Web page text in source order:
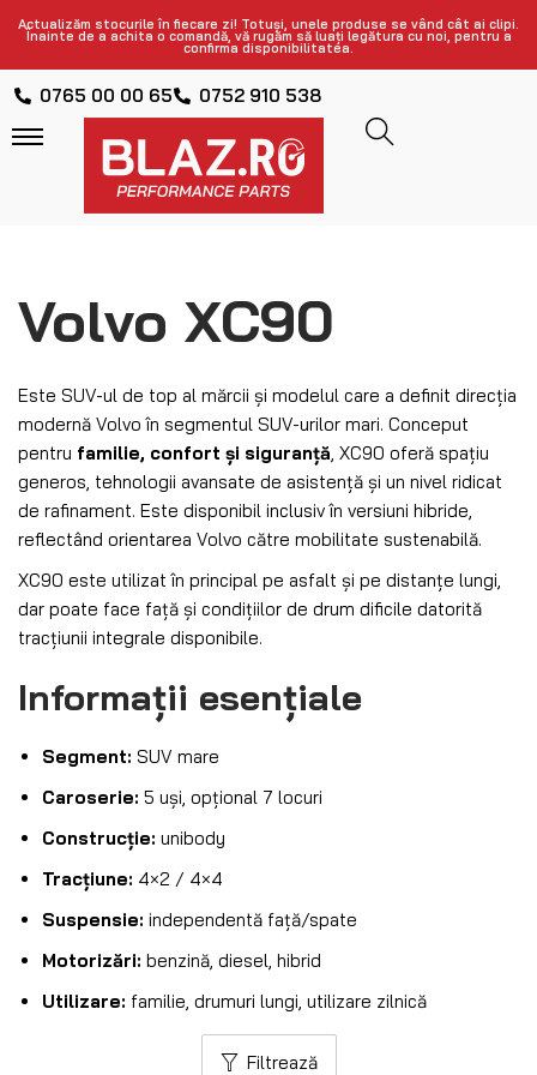
Actualizăm stocurile în fiecare zi! Totuși, unele produse se vând cât ai clipi.
Înainte de a achita o comandă, vă rugăm să luați legătura cu noi, pentru a
confirma disponibilitatea.
0765 00 00 65 0752 910 538
Volvo XC90
Este SUV-ul de top al mărcii și modelul care a definit direcția
modernă Volvo în segmentul SUV-urilor mari. Conceput
pentru familie, confort și siguranță , XC90 oferă spațiu
generos, tehnologii avansate de asistență și un nivel ridicat
de rafinament. Este disponibil inclusiv în versiuni hibride,
reflectând orientarea Volvo către mobilitate sustenabilă.
XC90 este utilizat în principal pe asfalt și pe distanțe lungi,
dar poate face față și condițiilor de drum dificile datorită
tracțiunii integrale disponibile.
Informații esențiale
Segment: SUV mare
Caroserie: 5 uși, opțional 7 locuri
Construcție: unibody
Tracțiune: 4×2 / 4×4
Suspensie: independentă față/spate
Motorizări: benzină, diesel, hibrid
Utilizare: familie, drumuri lungi, utilizare zilnică
Filtrează